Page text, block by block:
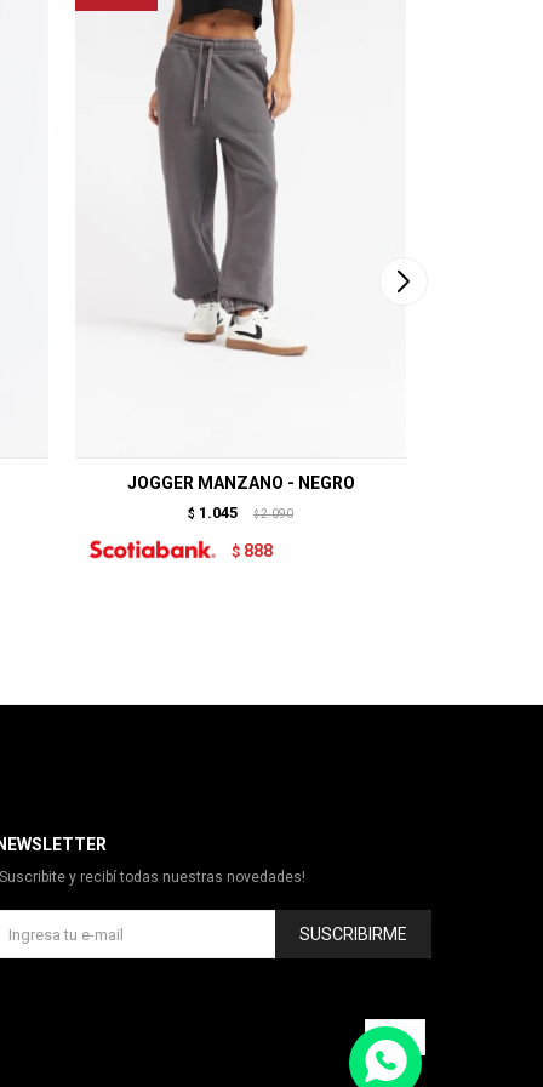
JOGGER MANZANO - NEGRO
$ 1.045 $ 2.090
$ 888
y recibí todas nuestras novedades!
SUSCRIBIRME